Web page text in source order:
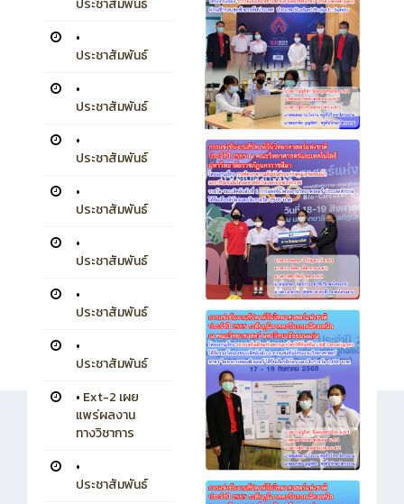
ประชาสัมพันธ์
•
ประชาสัมพันธ์
•
ประชาสัมพันธ์
•
ประชาสัมพันธ์
•
ประชาสัมพันธ์
•
ประชาสัมพันธ์
•
ประชาสัมพันธ์
•
ประชาสัมพันธ์
• Ext-2 เผย
แพร่ผลงาน
ทางวิชาการ
•
ประชาสัมพันธ์